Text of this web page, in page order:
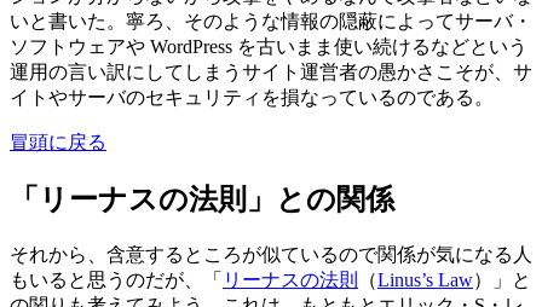
いと書いた。寧ろ、そのような情報の隠蔽によってサーバ・
ソフトウェアや WordPress を古いまま使い続けるなどという
運用の言い訳にしてしまうサイト運営者の愚かさこそが、サ
イトやサーバのセキュリティを損なっているのである。
冒頭に戻る
「リーナスの法則」との関係
それから、含意するところが似ているので関係が気になる人
もいると思うのだが、「 リーナスの法則 （Linus’s Law）」と